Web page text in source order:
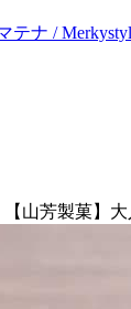
テナ /
【山芳製菓】